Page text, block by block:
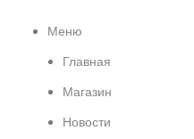
Меню
Главная
Магазин
Новости